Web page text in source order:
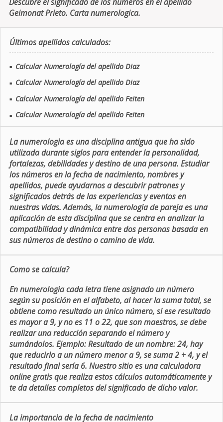
Geimonat Prieto. Carta numerologica.
Últimos apellidos calculados:
■ Calcular Numerología del apellido Diaz
■ Calcular Numerología del apellido Diaz
■ Calcular Numerología del apellido Feiten
■ Calcular Numerología del apellido Feiten
La numerologia es una disciplina antigua que ha sido
utilizada durante siglos para entender la personalidad,
fortalezas, debilidades y destino de una persona. Estudiar
los números en la fecha de nacimiento, nombres y
apellidos, puede ayudarnos a descubrir patrones y
significados detrás de las experiencias y eventos en
nuestras vidas. Además, la numerologia de pareja es una
aplicación de esta disciplina que se centra en analizar la
compatibilidad y dinámica entre dos personas basada en
sus números de destino o camino de vida.
Como se calcula?
En numerologia cada letra tiene asignado un número
según su posición en el alfabeto, al hacer la suma total, se
obtiene como resultado un único número, si ese resultado
es mayor a 9, y no es 11 o 22, que son maestros, se debe
realizar una reducción separando el número y
sumándolos. Ejemplo: Resultado de un nombre: 24, hay
que reducirlo a un número menor a 9, se suma 2 + 4, y el
resultado final sería 6. Nuestro sitio es una calculadora
online gratis que realiza estos cálculos automáticamente y
te da detalles completos del significado de dicho valor.
La importancia de la fecha de nacimiento